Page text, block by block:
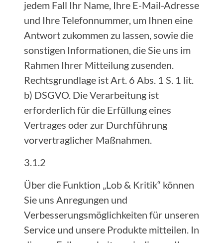
jedem Fall Ihr Name, Ihre E-Mail-Adresse
und Ihre Telefonnummer, um Ihnen eine
Antwort zukommen zu lassen, sowie die
sonstigen Informationen, die Sie uns im
Rahmen Ihrer Mitteilung zusenden.
Rechtsgrundlage ist Art. 6 Abs. 1 S. 1 lit.
b) DSGVO. Die Verarbeitung ist
erforderlich für die Erfüllung eines
Vertrages oder zur Durchführung
vorvertraglicher Maßnahmen.
3.1.2
Über die Funktion „Lob & Kritik“ können
Sie uns Anregungen und
Verbesserungsmöglichkeiten für unseren
Service und unsere Produkte mitteilen. In